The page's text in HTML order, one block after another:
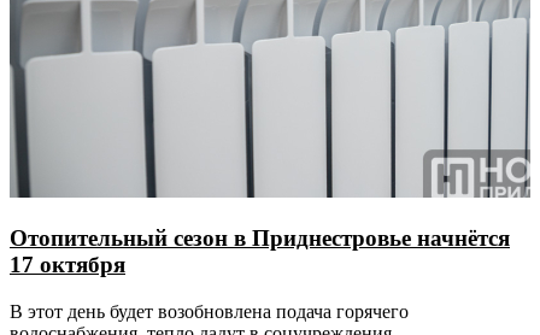
Отопительный сезон в Приднестровье начнётся
17 октября
В этот день будет возобновлена подача горячего